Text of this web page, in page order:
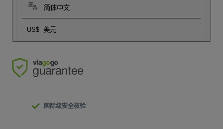
简体中文
US$ 美元
国际级安全核验